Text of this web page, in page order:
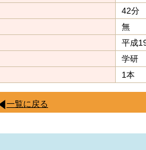
42分
無
平成
学研
1本
一覧に戻る